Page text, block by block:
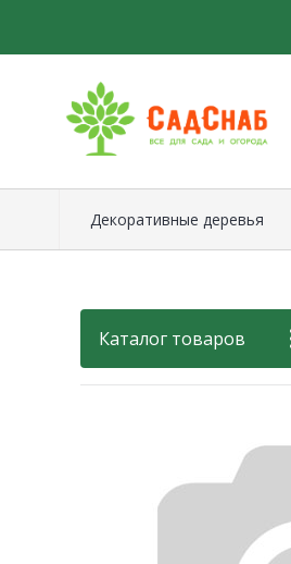
Декоративные деревья
Каталог товаров